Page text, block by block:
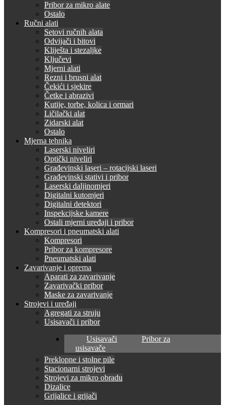
Pribor za mikro alate
Ostalo
Ručni alati
Setovi ručnih alata
Odvijači i bitovi
Kliješta i stezaljke
Ključevi
Mjerni alati
Rezni i brusni alat
Čekići i sjekire
Četke i abrazivi
Kutije, torbe, kolica i ormari
Ličilački alat
Zidarski alat
Ostalo
Mjerna tehnika
Laserski niveliri
Optički niveliri
Građevinski laseri – rotacijski laseri
Građevinski stativi i pribor
Laserski daljinomjeri
Digitalni kutomjeri
Digitalni detektori
Inspekcijske kamere
Ostali mjerni uređaji i pribor
Kompresori i pneumatski alati
Kompresori
Pribor za kompresore
Pneumatski alati
Zavarivanje i oprema
Aparati za zavarivanje
Zavarivački pribor
Maske za zavarivanje
Strojevi i uređaji
Agregati za struju
Usisavači i pribor
Usisavači
Pribor za
usisavače
Preklopne i stolne pile
Stacionarni strojevi
Strojevi za mikro obradu
Dizalice
Grijalice i grijači